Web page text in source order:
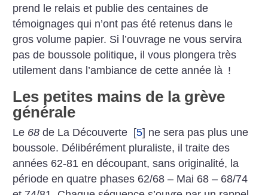
prend le relais et publie des centaines de
témoignages qui n’ont pas été retenus dans le
gros volume papier. Si l’ouvrage ne vous servira
pas de boussole politique, il vous plongera très
utilement dans l’ambiance de cette année là !
Les petites mains de la grève
générale
Le 68 de La Découverte [5] ne sera pas plus une
boussole. Délibérément pluraliste, il traite des
années 62-81 en découpant, sans originalité, la
période en quatre phases 62/68 – Mai 68 – 68/74